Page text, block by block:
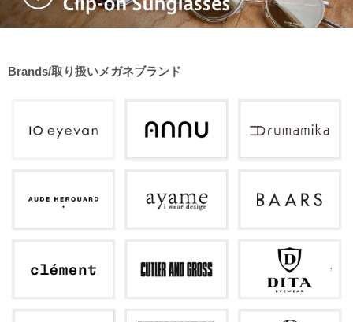
Brands/取り扱いメガネブランド